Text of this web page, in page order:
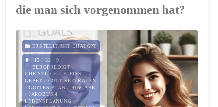
auf
Social
Media:
Eine
die man sich vorgenommen hat?
ERSTELLT MIT CHATGPT
15 /33 /9 /
BERGPREDIGT /
CHRISTLICH / FLEISS
/
GEBET / GOTT VERTRAUEN
/ GOTTES PLAN / HINGABE
/ JAKOBUS 4 /
LEBENSPLANUNG /